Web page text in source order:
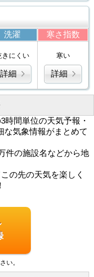
洗濯 寒さ指数
きにくい
詳細
寒い
詳細
時間単位の天気予報・
な気象情報がまとめて
件の施設名などから地
の先の天気を楽しく
い。